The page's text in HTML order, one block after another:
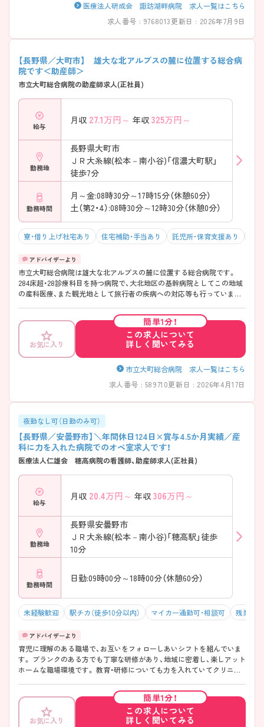
医療法人研成会 諏訪湖畔病院 求人一覧はこちら
求人番号 : 9768013更新日 : 2026年7月9日
【長野県／大町市】 雄大な北アルプスの麓に位置する総合病
院です＜助産師＞
市立大町総合病院の助産師求人(正社員)
給与
月収 27.1万円～ 年収 325万円～
勤務地
長野県大町市
ＪＲ大糸線(松本－南小谷)「信濃大町駅」
徒歩7分
勤務時間
月～金:08時30分～17時15分（休憩60分）
土（第2・4）:08時30分～12時30分（休憩0分）
寮・借り上げ社宅あり 住宅補助・手当あり 託児所・保育支援あり
市立大町総合病院は雄大な北アルプスの麓に位置する総合病院です。
284床超・28診療科目を持つ病院で、大北地区の基幹病院としてこの地域
の産科医療、また観光地として旅行者の疾病への対応等も行っていま
しますのでお気軽にご相談下さい。
お気に入り
簡単1分！
この求人について
詳しく聞いてみる
市立大町総合病院 求人一覧はこちら
求人番号 : 589710更新日 : 2026年4月17日
夜勤なし可（日勤のみ可）
【長野県／安曇野市】＼年間休日124日×賞与4.5か月実績／産
科に力を入れた病院でのオペ室求人です！
医療法人仁雄会 穂高病院の看護師、助産師求人(正社員)
給与
月収 20.4万円～ 年収 306万円～
勤務地
長野県安曇野市
ＪＲ大糸線(松本－南小谷)「穂高駅」徒歩
10分
勤務時間
日勤:09時00分～18時00分（休憩60分）
未経験歓迎 駅チカ（徒歩10分以内） マイカー通勤可・相談可 残業10h
育児に理解のある職場で、お互いをフォローしあいシフトを組んでいま
す。 ブランクのある方でも丁寧な研修があり、地域に密着し、楽しアット
ホームな職場環境です。 教育・研修についても力を入れていてクリニカ
婦人科に力を入れているため学ぶ気持ちの強い方におすすめです。
お気に入り
簡単1分！
この求人について
詳しく聞いてみる